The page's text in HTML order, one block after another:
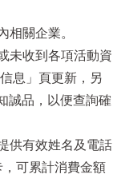
相關企業。
未收到各項活動資
息」頁更新，另
誠品，以便查詢確
供有效姓名及電話
可累計消費金額